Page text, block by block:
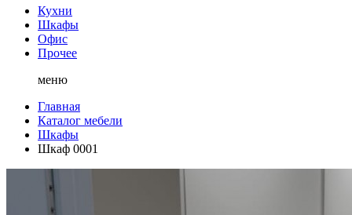
Кухни
Шкафы
Офис
Прочее
меню
Главная
Каталог мебели
Шкафы
Шкаф 0001